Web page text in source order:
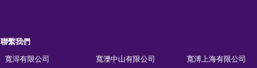
聯繫我們
寬淂有限公司
寬濼中山有限公司
寬溥上海有限公司